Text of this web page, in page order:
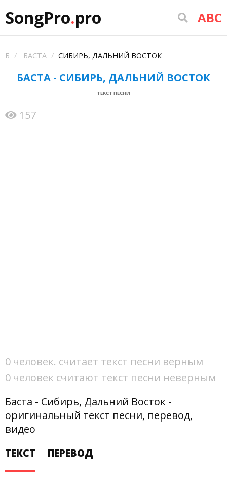
SongPro.pro ABC
Б БАСТА СИБИРЬ, ДАЛЬНИЙ ВОСТОК
БАСТА - СИБИРЬ, ДАЛЬНИЙ ВОСТОК
ТЕКСТ ПЕСНИ
157
0 человек. считает текст песни верным
0 человек считают текст песни неверным
Баста - Сибирь, Дальний Восток -
оригинальный текст песни, перевод,
видео
ТЕКСТ
ПЕРЕВОД